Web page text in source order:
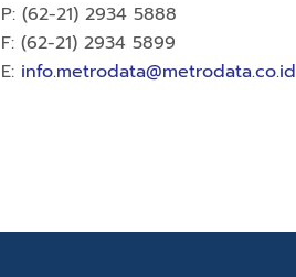
P: (62-21) 2934 5888
F: (62-21) 2934 5899
E: info.metrodata@metrodata.co.id